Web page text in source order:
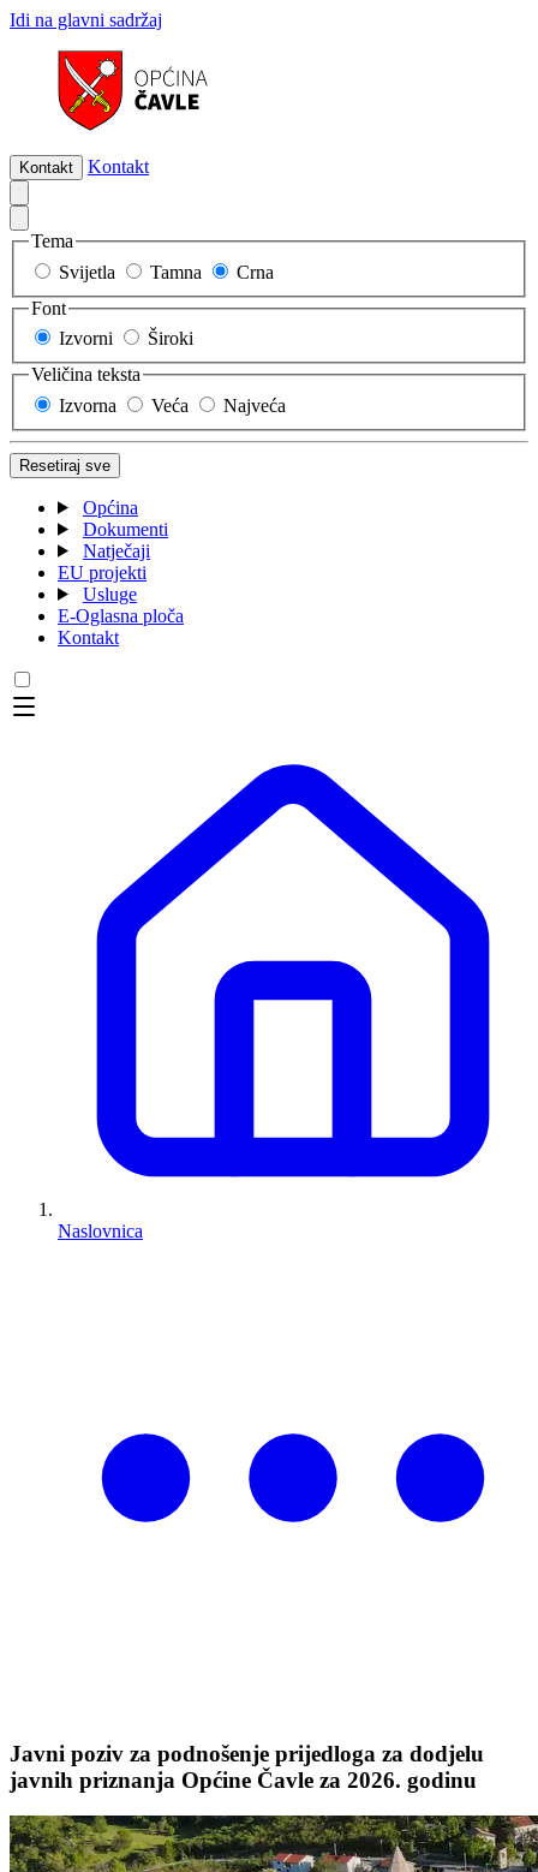
Idi na glavni sadržaj
Kontakt Kontakt
Tema
Svijetla
Tamna
Crna
Font
Izvorni
Široki
Veličina teksta
Izvorna
Veća Najveća
Resetiraj sve
Općina
Dokumenti
Natječaji
EU projekti
Usluge
E-Oglasna ploča
Kontakt
Naslovnica
Javni poziv za podnošenje prijedloga za dodjelu
javnih priznanja Općine Čavle za 2026. godinu